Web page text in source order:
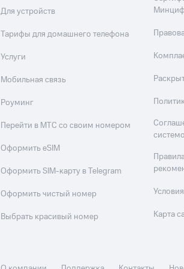
Для устройств
Тарифы для домашнего телефона
Услуги
Мобильная связь
Роуминг
Перейти в МТС со своим номером
Оформить eSIM
Оформить SIM-карту в Telegram
Оформить чистый номер
Выбрать красивый номер
Карта